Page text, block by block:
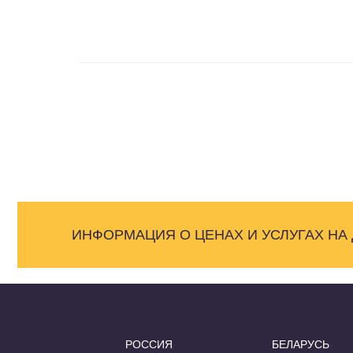
ИНФОРМАЦИЯ О ЦЕНАХ И УСЛУГАХ
РОССИЯ БЕЛАРУСЬ